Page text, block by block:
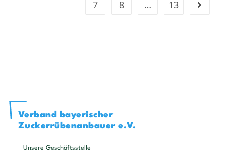
7
8 … 13
Verband bayerischer
Zuckerrübenanbauer e.V.
Unsere Geschäftsstelle